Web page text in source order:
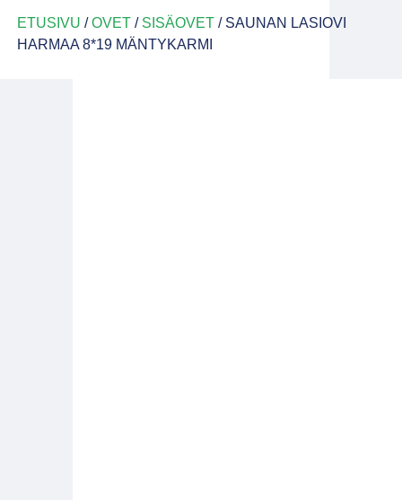
ETUSIVU /OVET/ SISÄOVET/ SAUNAN LASIOVI
HARMAA 8*19 MÄNTYKARMI